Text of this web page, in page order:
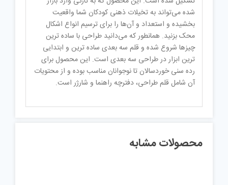
شده می‌تواند به تخیلات ذهنی کودکان شما واقعیت
بخشیده و استعداد و آن‌ها را برای ترسیم انواع اشکال
محک بزنید. همانطور که می‌دانید طراحی با ساده ترین
چیزها شروع شده و قلم سه بعدی ساده ترین و ابتدایی
ترین ابزار در طراحی سه بعدی است. این محصول برای
رده سنی خوردسالان تا نوجوانان مناسب بوده و از محتویات
آن شامل قلم طراحی، دفترچه راهنما و شارژر است.
محصولات مشابه